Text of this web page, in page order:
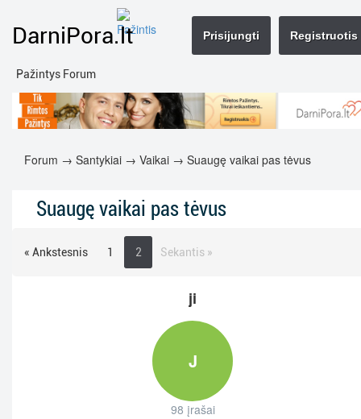
DarniPora.lt
Pažintys Forum
Registruotis
Prisijungti
Forum → Santykiai → Vaikai → Suaugę vaikai pas tėvus
Suaugę vaikai pas tėvus
« Ankstesnis 1 2 Sekantis »
ji
J
98 įrašai